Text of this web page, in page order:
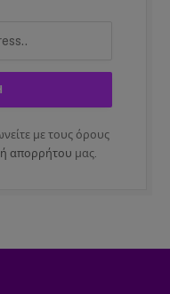
με τους όρους
απορρήτου μας.